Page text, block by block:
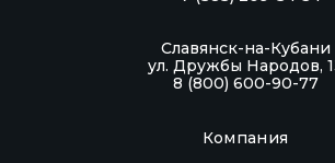
Транспортировка:
Транспортирование экспресс-
всех видов в крытыхКомпания
Славянск-на-Кубани
ул. Дружбы Народов,
8 (800) 600-90-77